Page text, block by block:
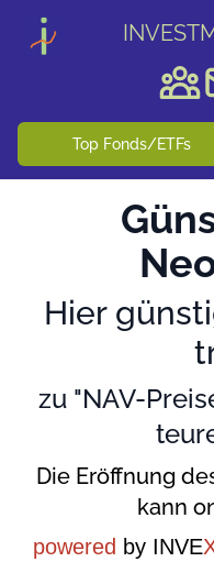
Top Fonds/ETFs
Hier
zu "NAV-
Die Eröffnung
kann
powered by INVE